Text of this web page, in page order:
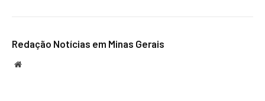
Redação Notícias em Minas Gerais
Website